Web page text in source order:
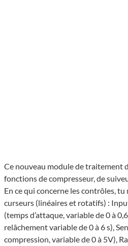
Ce nouveau module de traitement
fonctions de compresseur, de
En ce qui concerne les contrôles,
curseurs (linéaires et rotatifs) :
(temps d’attaque, variable de 0 à
relâchement variable de 0 à 6 s),
compression, variable de 0 à 5V),